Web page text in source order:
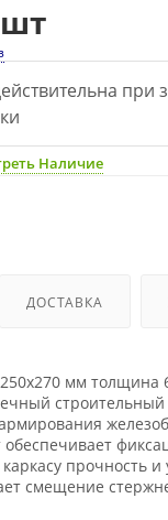
при
Наличие
ДОСТАВКА
мм толщина
строительный
обеспечивает
прочность и
смещение